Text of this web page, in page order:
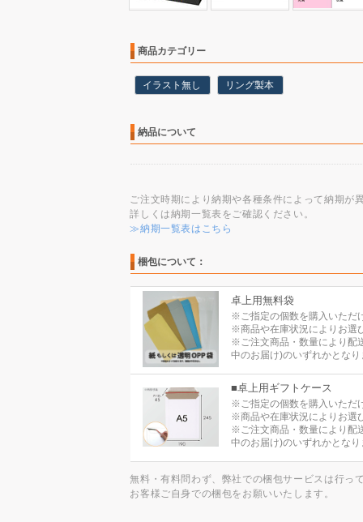
商品カテゴリー
イラスト無し リング製本
納品について
ご注文時期により納期や各種条件によって納期が
詳しくは納期一覧表をご確認ください。
≫納期一覧表はこちら
梱包について：
卓上用無料袋
※ご指定の個数を購入いただ
※商品や在庫状況によりお選
※ご注文商品・数量により配
中のお届け)のいずれかとなり
■卓上用ギフトケース
※ご指定の個数を購入いただ
※商品や在庫状況によりお選
※ご注文商品・数量により配
中のお届け)のいずれかとなり
無料・有料問わず、弊社での梱包サービスは行っ
お客様ご自身での梱包をお願いいたします。